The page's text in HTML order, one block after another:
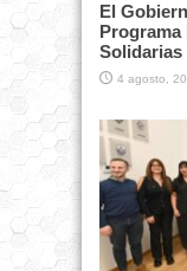
El
Programa
Solidarias
4 agosto,